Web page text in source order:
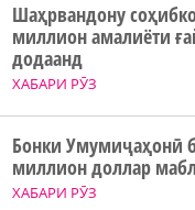
ХАБАРИ РӮЗ
Шаҳрвандону
миллион амалиёти
додаанд
ХАБАРИ РӮЗ
Бонки Умумиҷаҳонӣ
миллион доллар